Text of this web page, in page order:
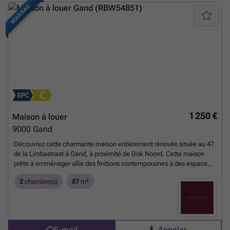
NOUVEAU
1 250 €
Maison à louer
9000 Gand
Découvrez cette charmante maison entièrement rénovée située au 47
de la Limbastraat à Gand, à proximité de Dok Noord. Cette maison
prête à emménager allie des finitions contemporaines à des espaces
orientation sud-est. La maison a fait l'objet d'une rénovation complète
chauffage central au gaz, ses parquets de qualité et son emplacement
facilement accessible, ce bien offre une combinaison idéale de
confort, d'efficacité énergétique et d'emplacement. Depuis le hall
2 chambre(s) 87 m²